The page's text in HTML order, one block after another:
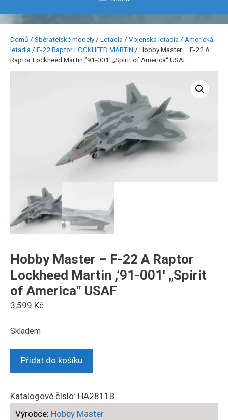
Domů / Sběratelské modely / Letadla / Vojenská letadla / Americká
letadla / F-22 Raptor LOCKHEED MARTIN / Hobby Master – F-22 A
Raptor Lockheed Martin ,’91-001′ „Spirit of America“ USAF
Hobby Master – F-22 A Raptor
Lockheed Martin ,’91-001′ „Spirit
of America“ USAF
3,599 Kč
Skladem
Hobby
F-
22
Přidat do košíku
Katalogové číslo: HA2811B
Výrobce: Hobby Master